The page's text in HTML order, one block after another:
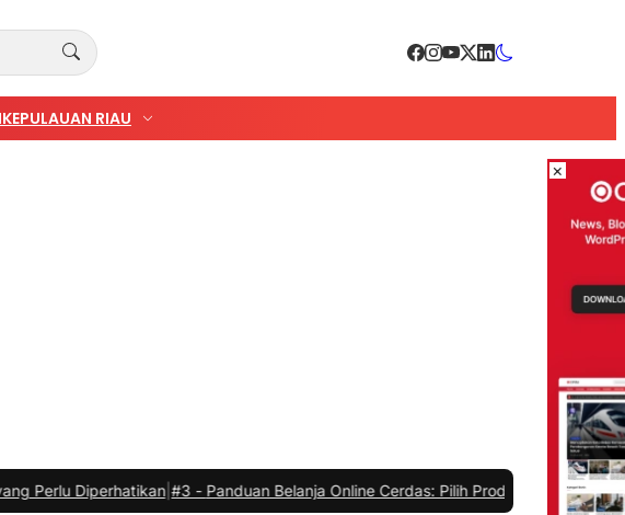
KEPULAUAN RIAU
|#3 -Panduan Belanja Online Cerdas: Pilih Produk dengan Bijak dan Hindari
×